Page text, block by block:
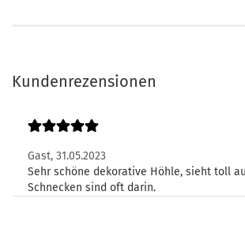
Kundenrezensionen
Gast, 31.05.2023
Sehr schöne dekorative Höhle, sieht toll
Schnecken sind oft darin.